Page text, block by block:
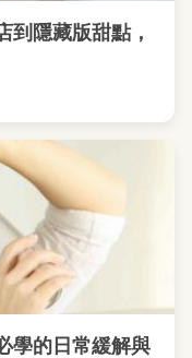
到隱藏版甜點，
學的日常緩解與